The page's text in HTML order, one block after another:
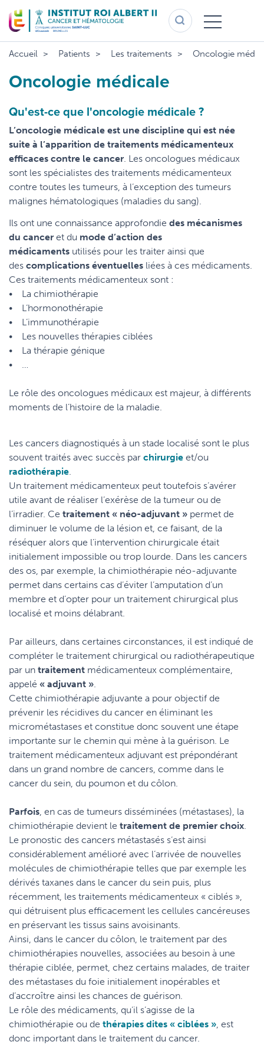
au
contenu
principal
Accueil Patients Les traitements Oncologie
Oncologie médicale
Qu'est-ce que l'oncologie médicale ?
L’oncologie médicale est une discipline qui est née
suite à l’apparition de traitements médicamenteux
efficaces contre le cancer. Les oncologues médicaux
sont les spécialistes des traitements médicamenteux
contre toutes les tumeurs, à l’exception des tumeurs
malignes hématologiques (maladies du sang).
Ils ont une connaissance approfondie des mécanismes
du cancer et du mode d’action des
médicaments utilisés pour les traiter ainsi que
des complications éventuelles liées à ces médicaments.
Ces traitements médicamenteux sont :
• La chimiothérapie
• L’hormonothérapie
• L’immunothérapie
• Les nouvelles thérapies ciblées
• La thérapie génique
• …
Le rôle des oncologues médicaux est majeur, à différents
moments de l’histoire de la maladie.
Les cancers diagnostiqués à un stade localisé sont le plus
souvent traités avec succès par chirurgie et/ou
radiothérapie.
Un traitement médicamenteux peut toutefois s’avérer
utile avant de réaliser l’exérèse de la tumeur ou de
l’irradier. Ce traitement « néo-adjuvant » permet de
diminuer le volume de la lésion et, ce faisant, de la
réséquer alors que l’intervention chirurgicale était
initialement impossible ou trop lourde. Dans les cancers
des os, par exemple, la chimiothérapie néo-adjuvante
permet dans certains cas d’éviter l’amputation d’un
membre et d’opter pour un traitement chirurgical plus
localisé et moins délabrant.
Par ailleurs, dans certaines circonstances, il est indiqué de
compléter le traitement chirurgical ou radiothérapeutique
par un traitement médicamenteux complémentaire,
appelé « adjuvant ».
Cette chimiothérapie adjuvante a pour objectif de
prévenir les récidives du cancer en éliminant les
micrométastases et constitue donc souvent une étape
importante sur le chemin qui mène à la guérison. Le
traitement médicamenteux adjuvant est prépondérant
dans un grand nombre de cancers, comme dans le
cancer du sein, du poumon et du côlon.
Parfois, en cas de tumeurs disséminées (métastases), la
chimiothérapie devient le traitement de premier choix.
Le pronostic des cancers métastasés s’est ainsi
considérablement amélioré avec l’arrivée de nouvelles
molécules de chimiothérapie telles que par exemple les
dérivés taxanes dans le cancer du sein puis, plus
récemment, les traitements médicamenteux « ciblés »,
qui détruisent plus efficacement les cellules cancéreuses
en préservant les tissus sains avoisinants.
Ainsi, dans le cancer du côlon, le traitement par des
chimiothérapies nouvelles, associées au besoin à une
thérapie ciblée, permet, chez certains malades, de traiter
des métastases du foie initialement inopérables et
d’accroître ainsi les chances de guérison.
Le rôle des médicaments, qu’il s’agisse de la
chimiothérapie ou de thérapies dites « ciblées », est
donc important dans le traitement du cancer.